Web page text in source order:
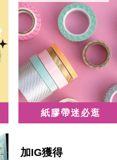
紙膠帶迷必逛
加IG獲得